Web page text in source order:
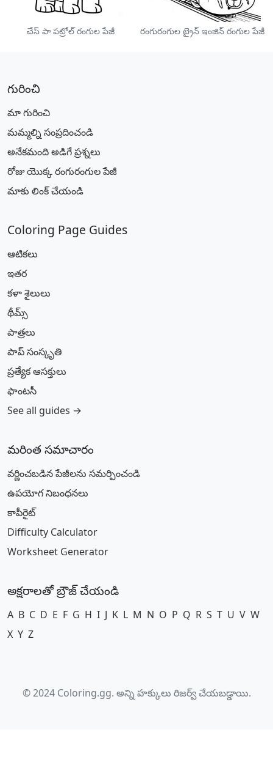
చేస్ పా పట్రోల్ రంగుల పేజీ రంగురంగుల ట్రైన్ ఇంజిన్ రంగుల పేజీ
గురించి
మా గురించి
మమ్మల్ని సంప్రదించండి
అనేకమంది అడిగే ప్రశ్నలు
రోజు యొక్క రంగురంగుల పేజీ
మాకు లింక్ చేయండి
Coloring Page Guides
ఆటికలు
ఇతర
కళా శైలులు
థీమ్స్
పాత్రలు
పాప్ సంస్కృతి
ప్రత్యేక ఆసక్తులు
ఫాంటసీ
See all guides →
మరింత సమాచారం
వర్ణించబడిన పేజీలను సమర్పించండి
ఉపయోగ నిబంధనలు
కాపీరైట్
Difficulty Calculator
Worksheet Generator
అక్షరాలతో బ్రౌజ్ చేయండి
A B C D E F G H I J K L M N O P Q R S T U V W
X Y Z
© 2024 Coloring.gg. అన్ని హక్కులు రిజర్వ్ చేయబడ్డాయి.